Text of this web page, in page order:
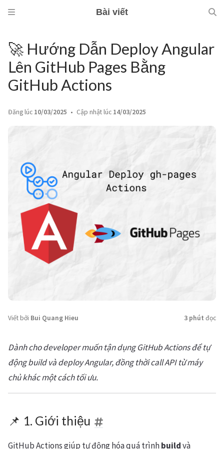
Bài viết
🚀 Hướng Dẫn Deploy Angular
Lên GitHub Pages Bằng
GitHub Actions
Đăng lúc 10/03/2025 Cập nhật lúc 14/03/2025
Viết bởi Bui Quang Hieu 3 phút đọc
Dành cho developer muốn tận dụng GitHub Actions để tự
động build và deploy Angular, đồng thời call API từ máy
chủ khác một cách tối ưu.
📌 1. Giới thiệu
GitHub Actions giúp tự động hóa quá trìnhbuildvà